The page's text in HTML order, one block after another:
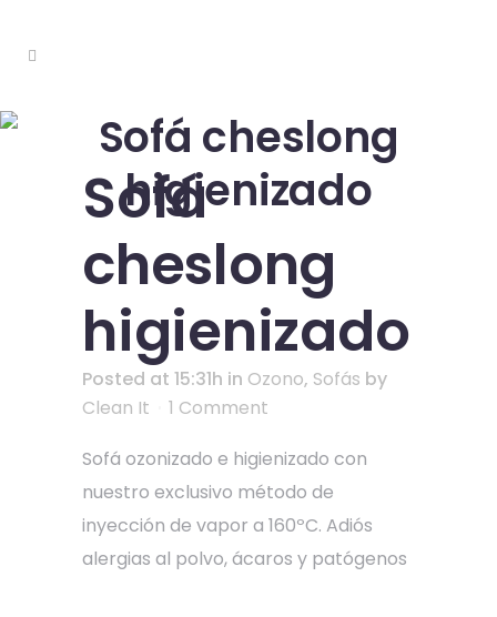
Sofá cheslong
higienizado
Sofá
cheslong
higienizado
Posted at 15:31h in Ozono, Sofás by
Clean It
1 Comment
Sofá ozonizado e higienizado con
nuestro exclusivo método de
inyección de vapor a 160ºC. Adiós
alergias al polvo, ácaros y patógenos